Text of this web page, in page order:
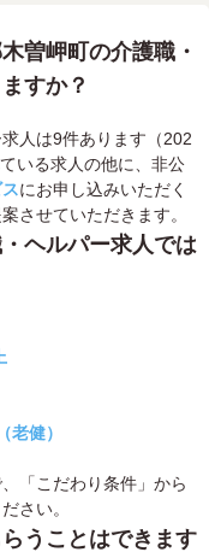
曽岬町の介護職・
すか？
人は9件あります（202
いる求人の他に、非公
にお申し込みいただく
させていただきます。
ヘルパー求人では
健）
「こだわり条件」から
さい。
うことはできます